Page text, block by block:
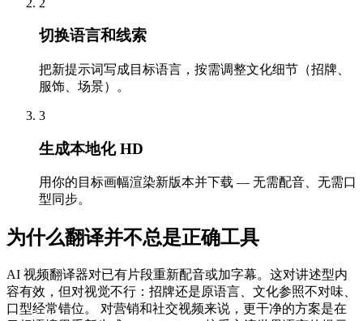
切换语言和线索
把新提示词写成目标语言，按需调整文化细节（招牌、
服饰、场景）。
3
生成本地化 HD
用你的目标画幅渲染新版本并下载 — 无需配音、无需口
型同步。
为什么翻译并不总是正确工具
AI 视频翻译器对已有片段重新配音或加字幕。这对讲述型内
容有效，但对视觉不行：招牌还是原语言、文化参照不对味、
口型经常错位。 对营销和社交视频来说，更干净的方案是在